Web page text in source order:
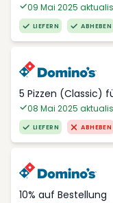
09 Mai 2025
LIEFERN ABHEBEN
5 Pizzen (Classic)
08 Mai 2025
LIEFERN ABHEBEN
10% auf Bestellung